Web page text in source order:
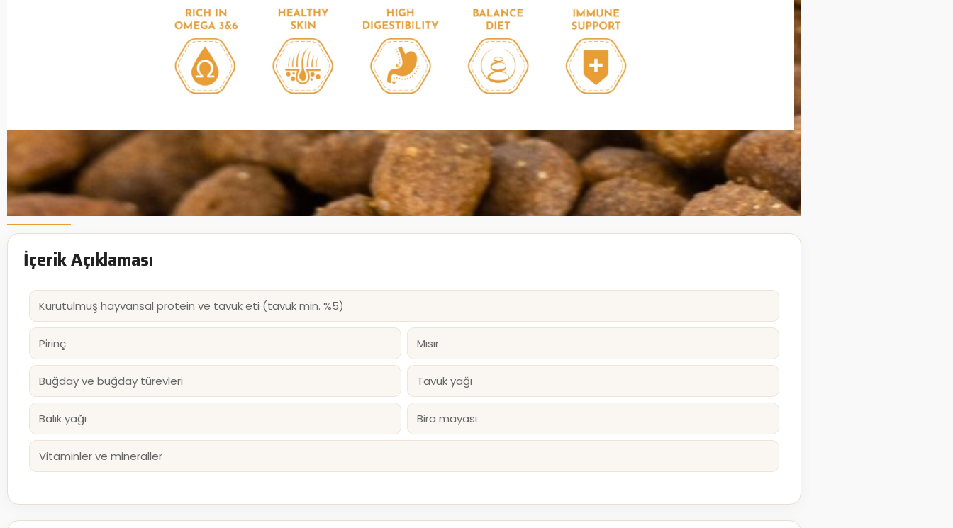
İçerik Açıklaması
Kurutulmuş hayvansal protein ve tavuk eti (tavuk min. %5)
Pirinç Mısır
Buğday ve buğday türevleri Tavuk yağı
Balık yağı Bira mayası
Vitaminler ve mineraller